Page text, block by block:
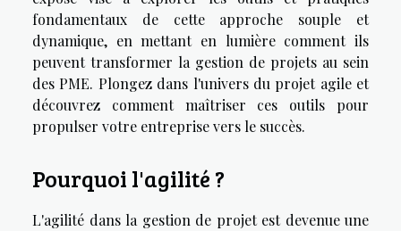
fondamentaux de cette approche souple et
dynamique, en mettant en lumière comment ils
peuvent transformer la gestion de projets au sein
des PME. Plongez dans l'univers du projet agile et
découvrez comment maîtriser ces outils pour
propulser votre entreprise vers le succès.
Pourquoi l'agilité ?
L'agilité dans la gestion de projet est devenue une